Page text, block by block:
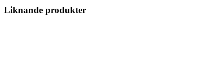
Liknande produkter